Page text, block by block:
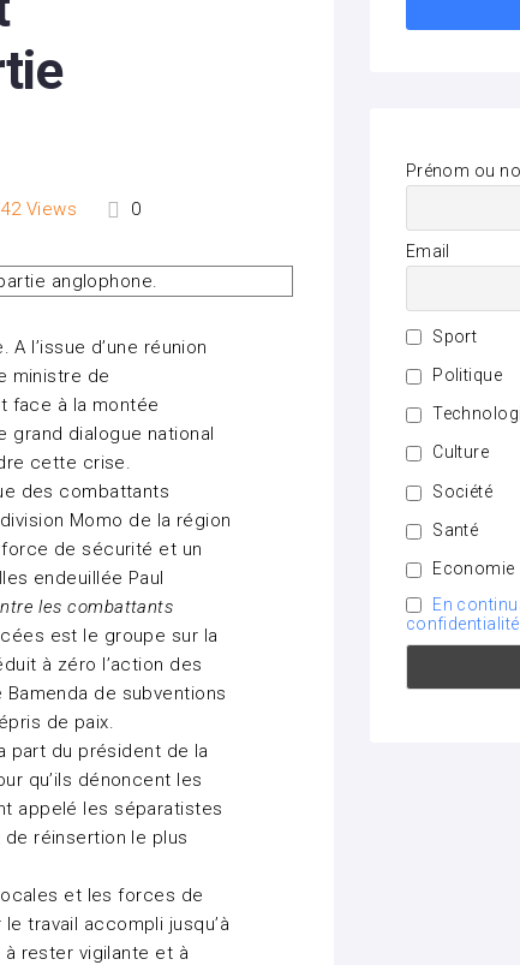
Views 0
l’issue d’une réunion
ministre de
face à la montée
grand dialogue national
cette crise.
des combattants
Momo de la région
force de sécurité et un
endeuillée Paul
les combattants
est le groupe sur la
à zéro l’action des
de subventions
de paix.
part du président de la
qu’ils dénoncent les
appelé les séparatistes
réinsertion le plus
et les forces de
travail accompli jusqu’à
rester vigilante et à
Prénom ou
Email
Sport
Politique
Culture
Société
Santé
Economie
En
confidentialité